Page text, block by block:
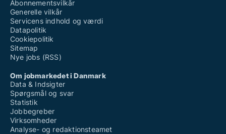
Abonnementsvilkår
Generelle vilkår
Servicens indhold og værdi
Datapolitik
Cookiepolitik
Sitemap
Nye jobs (RSS)
Om jobmarkedet i Danmark
Data & Indsigter
Spørgsmål og svar
Statistik
Jobbegreber
Virksomheder
Analyse- og redaktionsteamet